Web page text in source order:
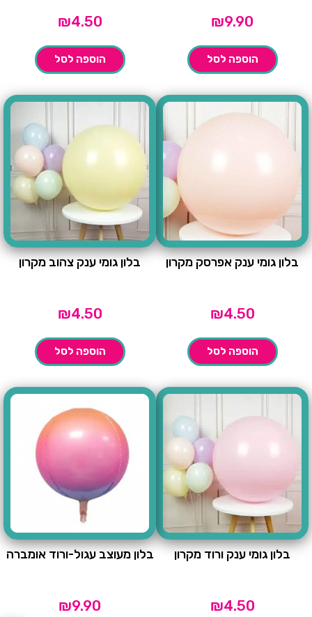
₪9.90
הוספה לסל
₪4.50
הוספה לסל
בלון גומי ענק אפרסק מקרון
₪4.50
הוספה לסל
בלון גומי ענק צהוב מקרון
₪4.50
הוספה לסל
בלון גומי ענק ורוד מקרון
₪4.50
בלון מעוצב עגול-ורוד אומברה
₪9.90